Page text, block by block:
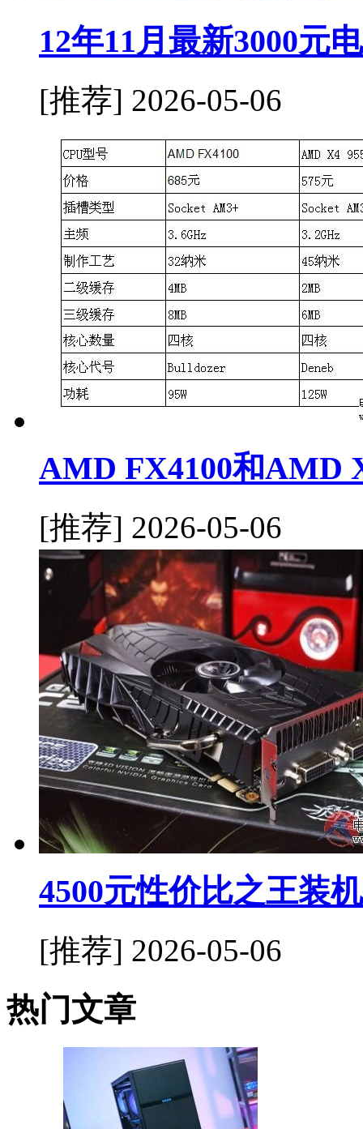
12年11月最新3000元
[推荐] 2026-05-06
AMD FX4100和AMD
[推荐] 2026-05-06
4500元性价比之王装
[推荐] 2026-05-06
热门文章